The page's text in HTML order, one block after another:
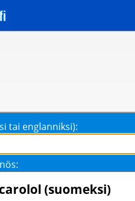
tai englanniksi):
(suomeksi)